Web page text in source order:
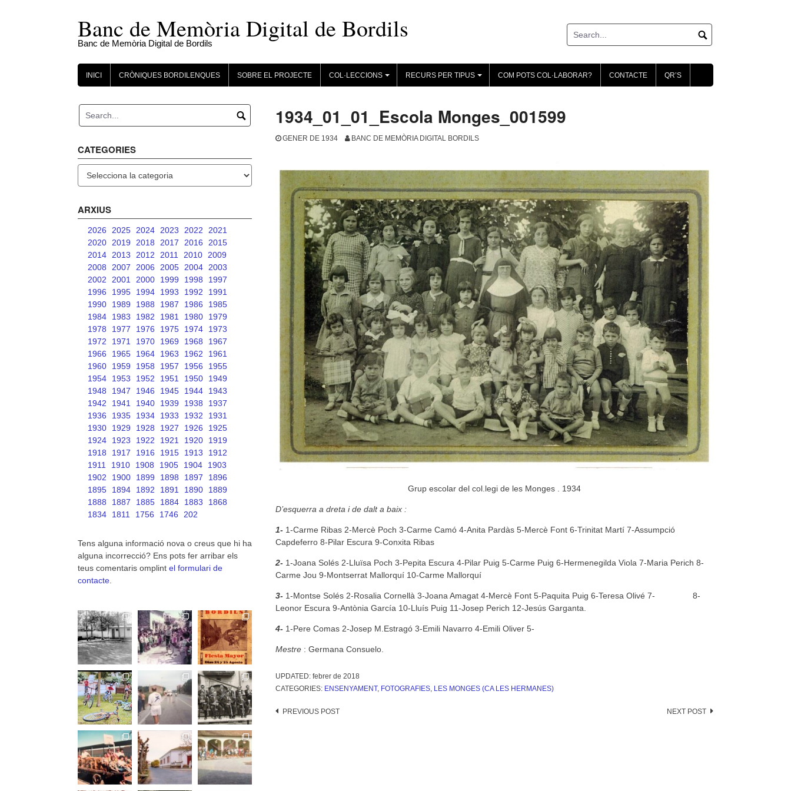
Banc de Memòria Digital de Bordils
Banc de Memòria Digital de Bordils
INICI CRÒNIQUES BORDILENQUES SOBRE EL PROJECTE
+
COL·LECCIONS
+
RECURS PER TIPUS COM POTS COL·LABORAR? CONTACTE QR’S
1934_01_01_Escola Monges_001599
GENER DE 1934 BANC DE MEMÒRIA DIGITAL BORDILS
Grup escolar del col.legi de les Monges . 1934
D’esquerra a dreta i de dalt a baix :
1- 1-Carme Ribas 2-Mercè Poch 3-Carme Camó 4-Anita Pardàs 5-Mercè Font 6-Trinitat Martí 7-Assumpció
Capdeferro 8-Pilar Escura 9-Conxita Ribas
2- 1-Joana Solés 2-Lluïsa Poch 3-Pepita Escura 4-Pilar Puig 5-Carme Puig 6-Hermenegilda Viola 7-Maria Perich 8-
Carme Jou 9-Montserrat Mallorquí 10-Carme Mallorquí
3- 1-Montse Solés 2-Rosalia Cornellà 3-Joana Amagat 4-Mercè Font 5-Paquita Puig 6-Teresa Olivé 7- 8-
Leonor Escura 9-Antònia García 10-Lluís Puig 11-Josep Perich 12-Jesús Garganta.
4- 1-Pere Comas 2-Josep M.Estragó 3-Emili Navarro 4-Emili Oliver 5-
Mestre : Germana Consuelo.
UPDATED: febrer de 2018
CATEGORIES: ENSENYAMENT, FOTOGRAFIES, LES MONGES (CA LES HERMANES)
Post
PREVIOUS POST NEXT POST
CATEGORIES
ARXIUS
2026 2025 2024 2023 2022
2021
2020
2019 2018 2017 2016
2015
2014
2013 2012 2011 2010
2009
2008
2007 2006 2005 2004
2003
2002
2001 2000 1999 1998
1997
1996
1995 1994 1993 1992
1991
1990
1989 1988 1987 1986
1985
1984
1983 1982 1981 1980
1979
1978
1977 1976 1975 1974
1973
1972
1971 1970 1969 1968
1967
1966
1965 1964 1963 1962
1961
1960
1959 1958 1957 1956
1955
1954
1953 1952 1951 1950
1949
1948
1947 1946 1945 1944
1943
1942
1941 1940 1939 1938
1937
1936
1935 1934 1933 1932
1931
1930
1929 1928 1927 1926
1925
1924
1923 1922 1921 1920
1919
1918
1917 1916 1915 1913
1912
1911
1910 1908 1905 1904
1903
1902
1900 1899 1898 1897
1896
1895
1894 1892 1891 1890
1889
1888
1887 1885 1884 1883
1868
1834
1811 1756 1746 202
Tens alguna informació nova o creus que hi ha
alguna incorrecció? Ens pots fer arribar els
teus comentaris omplint el formulari de
contacte